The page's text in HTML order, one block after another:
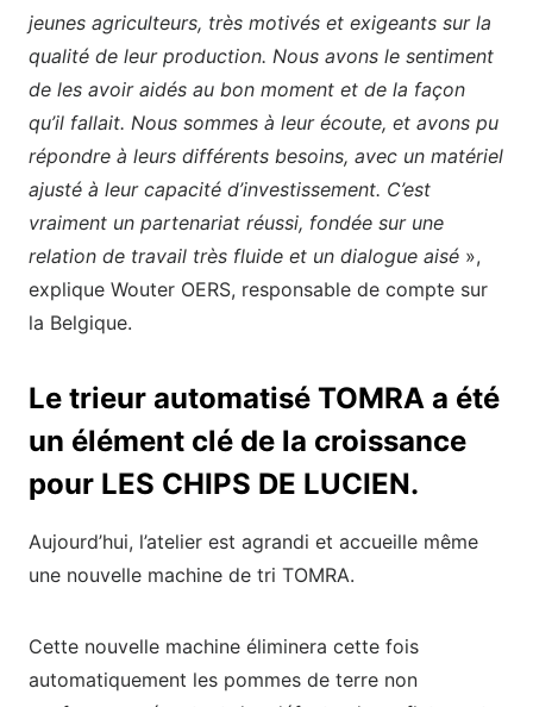
jeunes agriculteurs, très motivés et exigeants sur la
qualité de leur production. Nous avons le sentiment
de les avoir aidés au bon moment et de la façon
qu’il fallait. Nous sommes à leur écoute, et avons pu
répondre à leurs différents besoins, avec un matériel
ajusté à leur capacité d’investissement. C’est
vraiment un partenariat réussi, fondée sur une
relation de travail très fluide et un dialogue aisé »,
explique Wouter OERS, responsable de compte sur
la Belgique.
Le trieur automatisé TOMRA a été
un élément clé de la croissance
pour LES CHIPS DE LUCIEN.
Aujourd’hui, l’atelier est agrandi et accueille même
une nouvelle machine de tri TOMRA.
Cette nouvelle machine éliminera cette fois
automatiquement les pommes de terre non